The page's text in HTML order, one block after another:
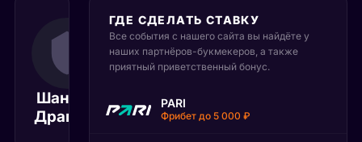
Шанхай
Драгонс
14 октября 2025
19:30
МСК
Матч завершён
ГДЕ СДЕЛАТЬ СТАВКУ
Все события с нашего сайта вы найдёте у
наших партнёров-букмекеров, а также
приятный приветственный бонус.
PARI
Фрибет до 5 000 ₽